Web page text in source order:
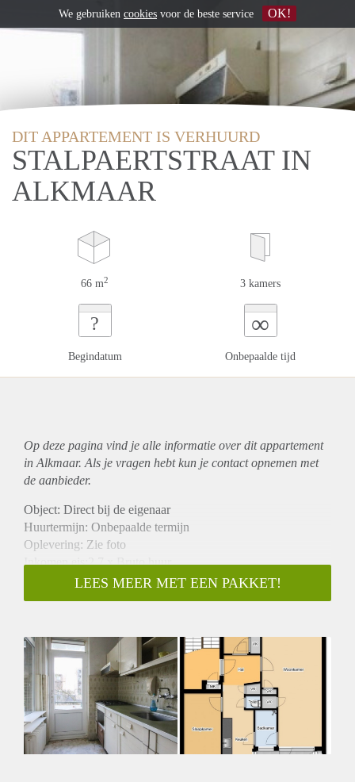
DIT APPARTEMENT IS VERHUURD
STALPAERTSTRAAT IN
ALKMAAR
66 m2 3 kamers
?
Begindatum
∞
Onbepaalde tijd
Op deze pagina vind je alle informatie over ditappartement
in Alkmaar. Als je vragen hebt kun je contact opnemen met
de aanbieder.
Object: Direct bij de eigenaar
Huurtermijn: Onbepaalde termijn
Oplevering: Zie foto
Inkomen eis:2,7 x Bruto huur
Garantiestelling mogelijk: Ja
Borg: 1 Maand
Huisdieren toegestaan: Afhankelijk van de Eigenaar
Huurtoeslag grens: Nee
Geschikt voor studenten: Afhankelijk van de Eigenaar
LEES MEER MET EEN PAKKET!
We gebruiken cookies voor de beste service OK!